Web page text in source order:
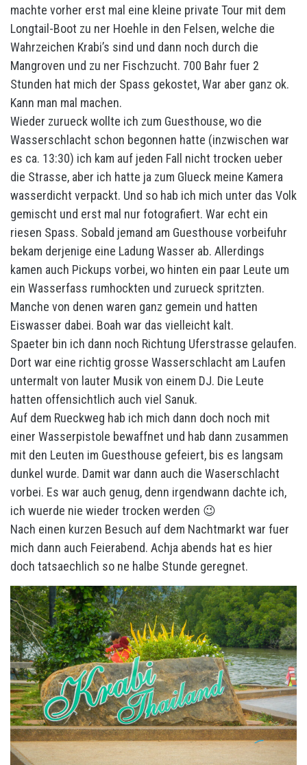
machte vorher erst mal eine kleine private Tour mit dem
Longtail-Boot zu ner Hoehle in den Felsen, welche die
Wahrzeichen Krabi’s sind und dann noch durch die
Mangroven und zu ner Fischzucht. 700 Bahr fuer 2
Stunden hat mich der Spass gekostet, War aber ganz ok.
Kann man mal machen.
Wieder zurueck wollte ich zum Guesthouse, wo die
Wasserschlacht schon begonnen hatte (inzwischen war
es ca. 13:30) ich kam auf jeden Fall nicht trocken ueber
die Strasse, aber ich hatte ja zum Glueck meine Kamera
wasserdicht verpackt. Und so hab ich mich unter das Volk
gemischt und erst mal nur fotografiert. War echt ein
riesen Spass. Sobald jemand am Guesthouse vorbeifuhr
bekam derjenige eine Ladung Wasser ab. Allerdings
kamen auch Pickups vorbei, wo hinten ein paar Leute um
ein Wasserfass rumhockten und zurueck spritzten.
Manche von denen waren ganz gemein und hatten
Eiswasser dabei. Boah war das vielleicht kalt.
Spaeter bin ich dann noch Richtung Uferstrasse gelaufen.
Dort war eine richtig grosse Wasserschlacht am Laufen
untermalt von lauter Musik von einem DJ. Die Leute
hatten offensichtlich auch viel Sanuk.
Auf dem Rueckweg hab ich mich dann doch noch mit
einer Wasserpistole bewaffnet und hab dann zusammen
mit den Leuten im Guesthouse gefeiert, bis es langsam
dunkel wurde. Damit war dann auch die Waserschlacht
vorbei. Es war auch genug, denn irgendwann dachte ich,
ich wuerde nie wieder trocken werden 😉
Nach einen kurzen Besuch auf dem Nachtmarkt war fuer
mich dann auch Feierabend. Achja abends hat es hier
doch tatsaechlich so ne halbe Stunde geregnet.